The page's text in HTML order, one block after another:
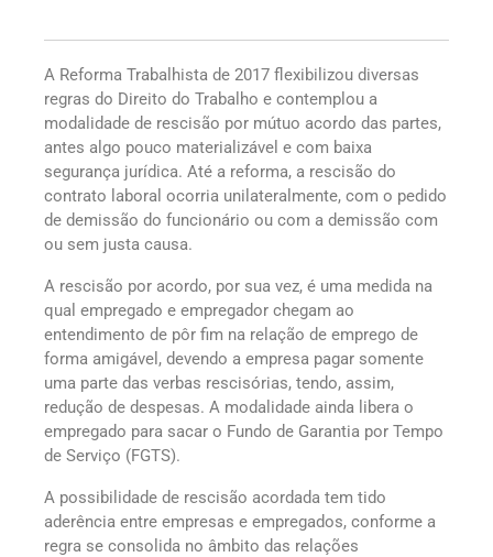
A Reforma Trabalhista de 2017 flexibilizou diversas
regras do Direito do Trabalho e contemplou a
modalidade de rescisão por mútuo acordo das partes,
antes algo pouco materializável e com baixa
segurança jurídica. Até a reforma, a rescisão do
contrato laboral ocorria unilateralmente, com o pedido
de demissão do funcionário ou com a demissão com
ou sem justa causa.
A rescisão por acordo, por sua vez, é uma medida na
qual empregado e empregador chegam ao
entendimento de pôr fim na relação de emprego de
forma amigável, devendo a empresa pagar somente
uma parte das verbas rescisórias, tendo, assim,
redução de despesas. A modalidade ainda libera o
empregado para sacar o Fundo de Garantia por Tempo
de Serviço (FGTS).
A possibilidade de rescisão acordada tem tido
aderência entre empresas e empregados, conforme a
regra se consolida no âmbito das relações